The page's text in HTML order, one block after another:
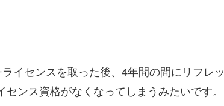
イセンスを取った後、4年間の間にリフレッ
ンス資格がなくなってしまうみたいです。